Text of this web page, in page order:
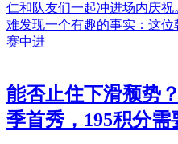
仁和队友们一起冲进场内庆
难发现一个有趣的事实：这
赛中进
能否止住下滑颓势
季首秀，195积分需